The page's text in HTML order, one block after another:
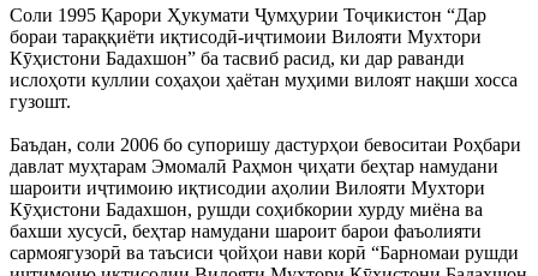
Соли 1995 Қарори Ҳукумати Ҷумҳурии Тоҷикистон “Дар
бораи тараққиёти иқтисодӣ-иҷтимоии Вилояти Мухтори
Кӯҳистони Бадахшон” ба тасвиб расид, ки дар раванди
ислоҳоти куллии соҳаҳои ҳаётан муҳими вилоят нақши хосса
гузошт.
Баъдан, соли 2006 бо супоришу дастурҳои бевоситаи Роҳбари
давлат муҳтарам Эмомалӣ Раҳмон ҷиҳати беҳтар намудани
шароити иҷтимоию иқтисодии аҳолии Вилояти Мухтори
Кӯҳистони Бадахшон, рушди соҳибкории хурду миёна ва
бахши хусусӣ, беҳтар намудани шароит барои фаъолияти
сармоягузорӣ ва таъсиси ҷойҳои нави корӣ “Барномаи рушди